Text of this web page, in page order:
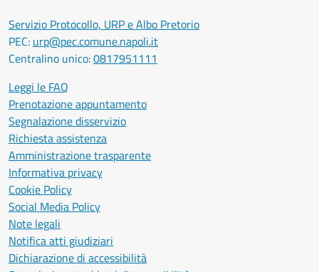
Servizio Protocollo, URP e Albo Pretorio
PEC: urp@pec.comune.napoli.it
Centralino unico:0817951111
Leggi le FAQ
Prenotazione appuntamento
Segnalazione disservizio
Richiesta assistenza
Amministrazione trasparente
Informativa privacy
Cookie Policy
Social Media Policy
Note legali
Notifica atti giudiziari
Dichiarazione di accessibilità